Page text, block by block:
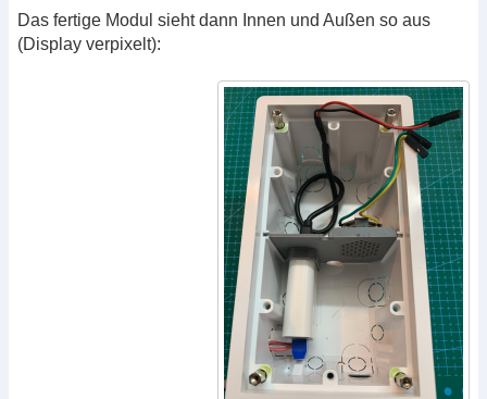
Das fertige Modul sieht dann Innen und Außen so aus
(Display verpixelt):